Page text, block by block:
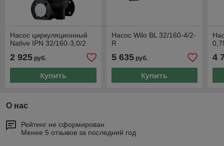
Насос циркуляционный
Native IPN 32/160-3,0/2
2 925 руб.
Купить
Насос Wilo BL 32/160-4/2-
R
5 635руб.
Купить
4
О нас
Рейтинг не сформирован
Менее 5 отзывов за последний год